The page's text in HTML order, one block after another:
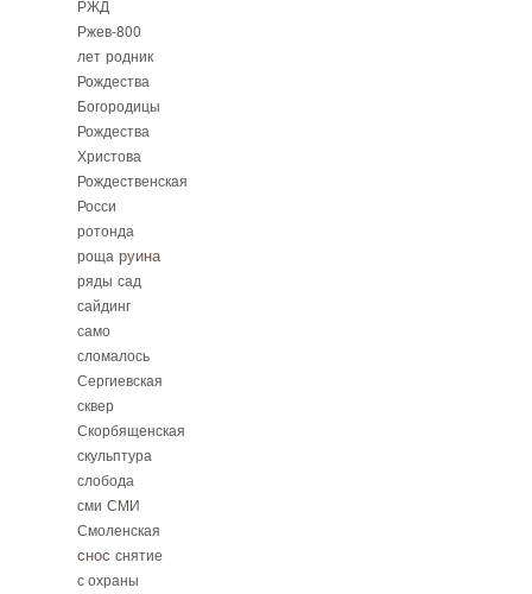
РЖД
Ржев-800
лет родник
Рождества
Богородицы
Рождества
Христова
Рождественская
Росси
ротонда
роща руина
ряды сад
сайдинг
само
сломалось
Сергиевская
сквер
Скорбященская
скульптура
слобода
сми СМИ
Смоленская
снос снятие
с охраны